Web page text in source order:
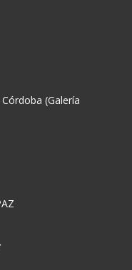
(Galería